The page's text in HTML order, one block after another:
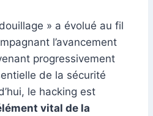
» a évolué au fil
l’avancement
progressivement
de la sécurité
le hacking est
vital de la